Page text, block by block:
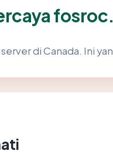
di Canada. Ini